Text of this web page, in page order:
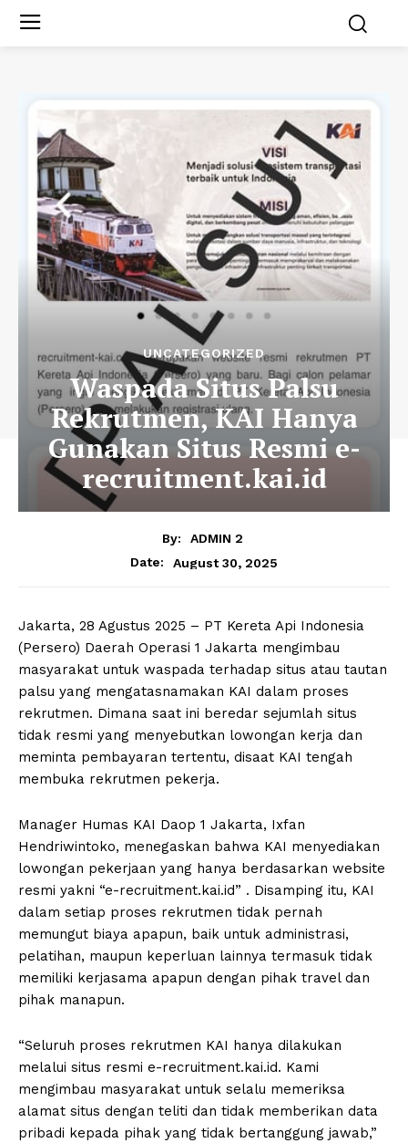
UNCATEGORIZED
Waspada Situs Palsu
Rekrutmen, KAI Hanya
Gunakan Situs Resmi e-
recruitment.kai.id
By:
ADMIN 2
Date:
August 30, 2025
Jakarta, 28 Agustus 2025 – PT Kereta Api Indonesia
(Persero) Daerah Operasi 1 Jakarta mengimbau
masyarakat untuk waspada terhadap situs atau tautan
palsu yang mengatasnamakan KAI dalam proses
rekrutmen. Dimana saat ini beredar sejumlah situs
tidak resmi yang menyebutkan lowongan kerja dan
meminta pembayaran tertentu, disaat KAI tengah
membuka rekrutmen pekerja.
Manager Humas KAI Daop 1 Jakarta, Ixfan
Hendriwintoko, menegaskan bahwa KAI menyediakan
lowongan pekerjaan yang hanya berdasarkan website
resmi yakni “e-recruitment.kai.id” . Disamping itu, KAI
dalam setiap proses rekrutmen tidak pernah
memungut biaya apapun, baik untuk administrasi,
pelatihan, maupun keperluan lainnya termasuk tidak
memiliki kerjasama apapun dengan pihak travel dan
pihak manapun.
“Seluruh proses rekrutmen KAI hanya dilakukan
melalui situs resmi e-recruitment.kai.id. Kami
mengimbau masyarakat untuk selalu memeriksa
alamat situs dengan teliti dan tidak memberikan data
pribadi kepada pihak yang tidak bertanggung jawab,”